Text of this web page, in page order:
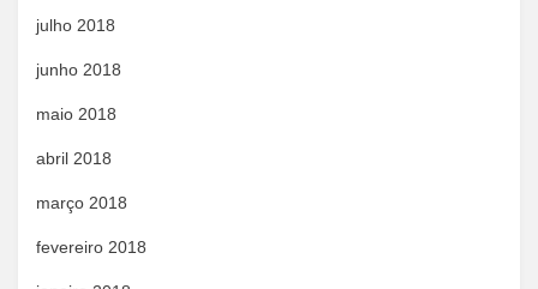
julho 2018
junho 2018
maio 2018
abril 2018
março 2018
fevereiro 2018